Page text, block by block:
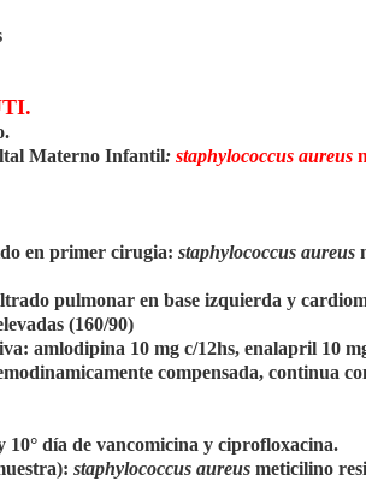
Materno Infantil: staphylococcus aureus
en primer cirugia: staphylococcus aureus
pulmonar en base izquierda y
(160/90)
amlodipina 10 mg c/12hs, enalapril 10
compensada, continua
día de vancomicina y ciprofloxacina.
staphylococcus aureus meticilino